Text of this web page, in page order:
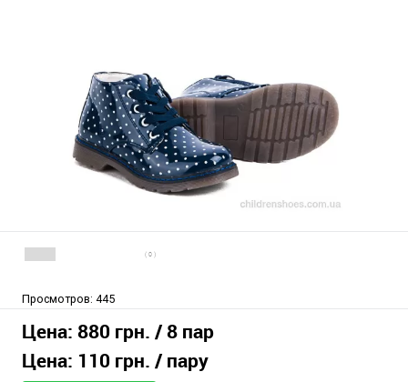
( 0 )
Просмотров: 445
Цена: 880 грн. / 8 пар
Цена: 110 грн. / пару